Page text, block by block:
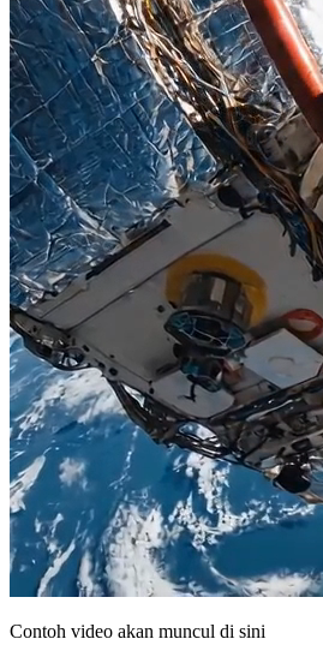
Contoh video akan muncul di sini